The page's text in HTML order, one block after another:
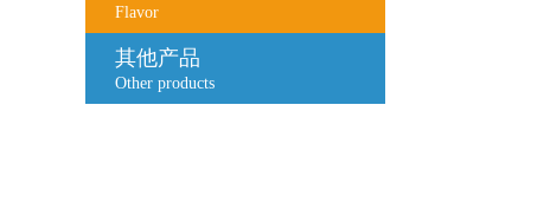
Flavor
其他产品
Other products